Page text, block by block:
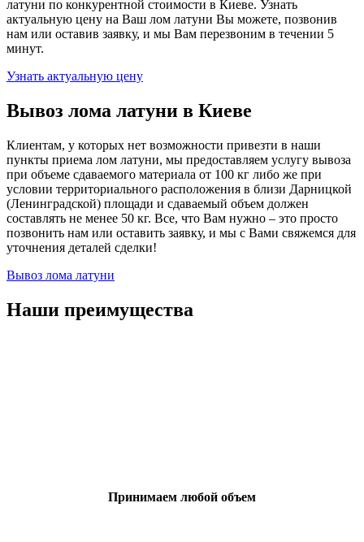
латуни по конкурентной стоимости в Киеве. Узнать
актуальную цену на Ваш лом латуни Вы можете, позвонив
нам или оставив заявку, и мы Вам перезвоним в течении 5
минут.
Узнать актуальную цену
Вывоз лома латуни в Киеве
Клиентам, у которых нет возможности привезти в наши
пункты приема лом латуни, мы предоставляем услугу вывоза
при объеме сдаваемого материала от 100 кг либо же при
условии территориального расположения в близи Дарницкой
(Ленинградской) площади и сдаваемый объем должен
составлять не менее 50 кг. Все, что Вам нужно – это просто
позвонить нам или оставить заявку, и мы с Вами свяжемся для
уточнения деталей сделки!
Вывоз лома латуни
Наши преимущества
Принимаем любой объем